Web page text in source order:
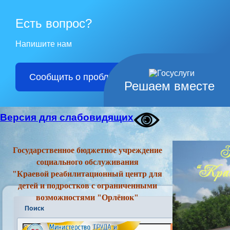
Решаем вместе
Есть вопрос?
Напишите нам
Сообщить о проблеме
Версия для слабовидящих
Государственное бюджетное учреждение
социального обслуживания
"Краевой реабилитационный центр для
детей и подростков с ограниченными
возможностями "Орлёнок"
Поиск